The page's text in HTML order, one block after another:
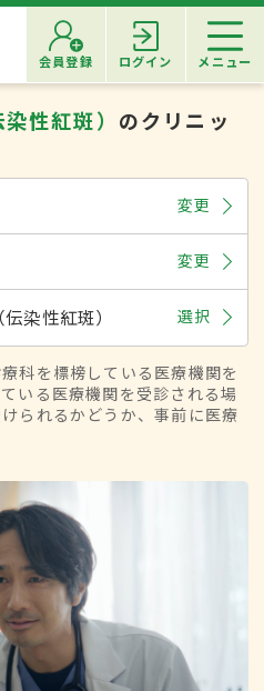
会員登録 ログイン メニュー
性紅斑） のクリニッ
変更
変更
染性紅斑） 選択
科を標榜している医療機関を
いる医療機関を受診される場
られるかどうか、事前に医療